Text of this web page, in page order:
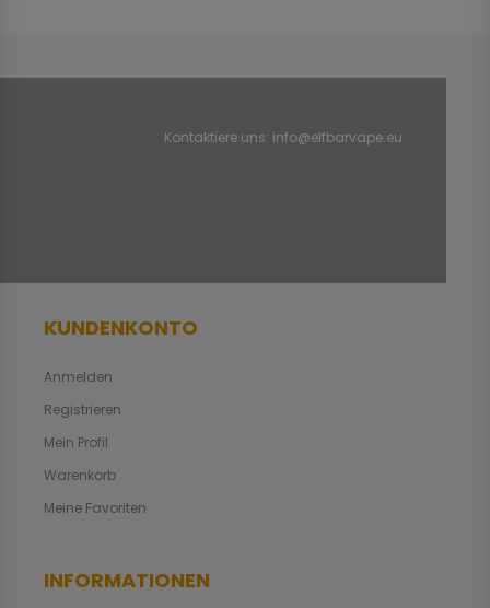
Kontaktiere uns: info@elfbarvape.eu
KUNDENKONTO
Anmelden
Registrieren
Mein Profil
Warenkorb
Meine Favoriten
INFORMATIONEN